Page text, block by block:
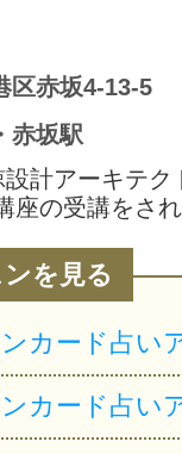
区赤坂4-13-5
赤坂駅
設計アーキテ
座の受講をさ
を見る